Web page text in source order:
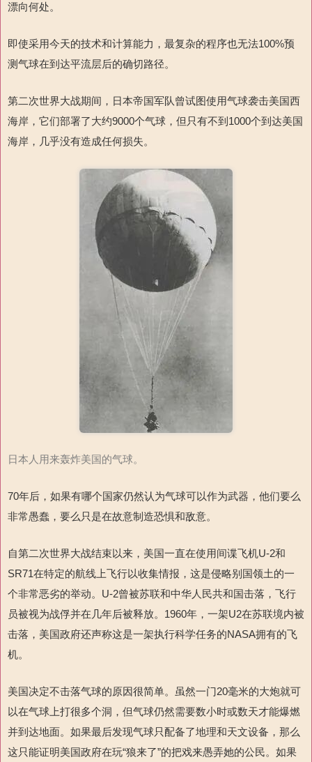
漂向何处。
即使采用今天的技术和计算能力，最复杂的程序也无法100%预
测气球在到达平流层后的确切路径。
第二次世界大战期间，日本帝国军队曾试图使用气球袭击美国西
海岸，它们部署了大约9000个气球，但只有不到1000个到达美国
海岸，几乎没有造成任何损失。
日本人用来轰炸美国的气球。
70年后，如果有哪个国家仍然认为气球可以作为武器，他们要么
非常愚蠢，要么只是在故意制造恐惧和敌意。
自第二次世界大战结束以来，美国一直在使用间谍飞机U-2和
SR71在特定的航线上飞行以收集情报，这是侵略别国领土的一
个非常恶劣的举动。U-2曾被苏联和中华人民共和国击落，飞行
员被视为战俘并在几年后被释放。1960年，一架U2在苏联境内被
击落，美国政府还声称这是一架执行科学任务的NASA拥有的飞
机。
美国决定不击落气球的原因很简单。虽然一门20毫米的大炮就可
以在气球上打很多个洞，但气球仍然需要数小时或数天才能爆燃
并到达地面。如果最后发现气球只配备了地理和天文设备，那么
这只能证明美国政府在玩“狼来了”的把戏来愚弄她的公民。如果